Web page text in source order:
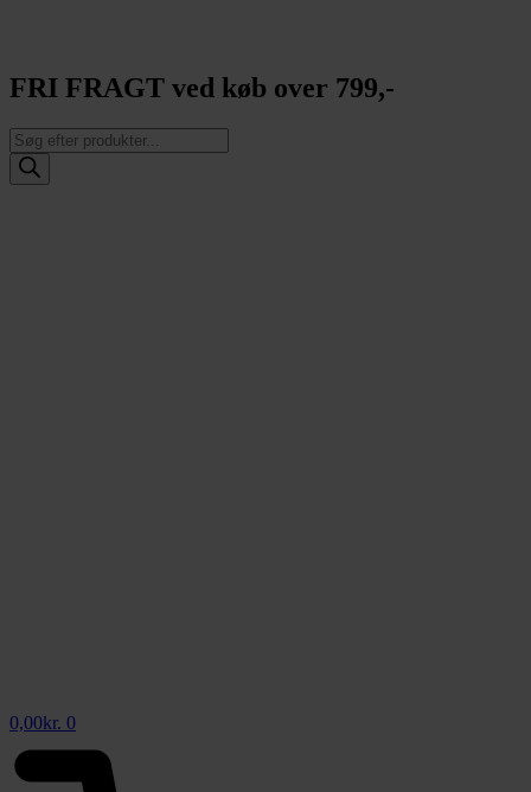
FRI FRAGT ved køb over 799,-
Products
search
0,00kr. 0